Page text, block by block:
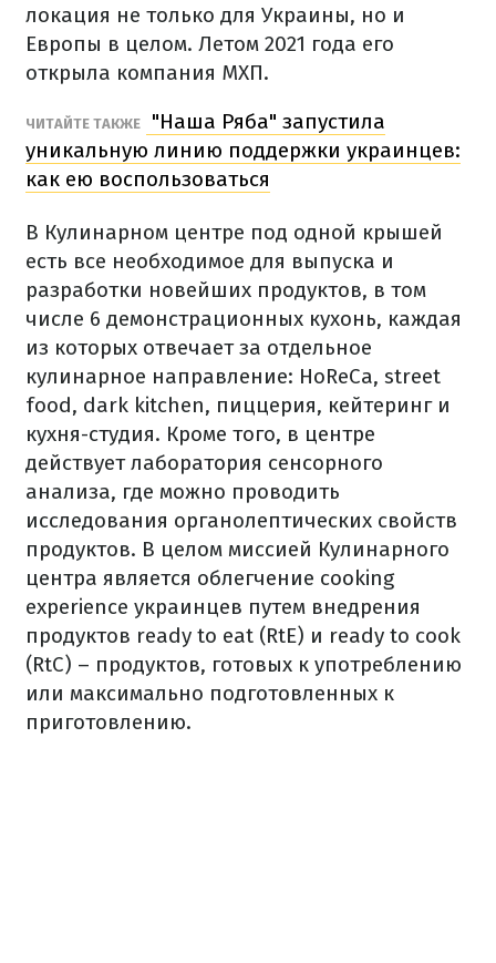
локация не только для Украины, но и
Европы в целом. Летом 2021 года его
открыла компания МХП.
ЧИТАЙТЕ ТАКЖЕ
"Наша Ряба" запустила
уникальную линию поддержки украинцев:
как ею воспользоваться
В Кулинарном центре под одной крышей
есть все необходимое для выпуска и
разработки новейших продуктов, в том
числе 6 демонстрационных кухонь, каждая
из которых отвечает за отдельное
кулинарное направление: HoReCa, street
food, dark kitchen, пиццерия, кейтеринг и
кухня-студия. Кроме того, в центре
действует лаборатория сенсорного
анализа, где можно проводить
исследования органолептических свойств
продуктов. В целом миссией Кулинарного
центра является облегчение cooking
experience украинцев путем внедрения
продуктов ready to eat (RtE) и ready to cook
(RtC) – продуктов, готовых к употреблению
или максимально подготовленных к
приготовлению.